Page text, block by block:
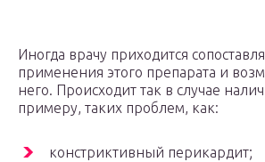
Иногда врачу приходится
применения этого препарата и
него. Происходит так в случае
примеру, таких проблем, как:
констриктивный перикардит;